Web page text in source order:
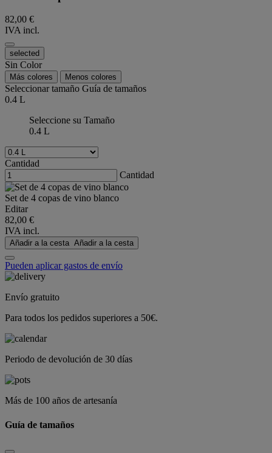
82,00 €
IVA incl.
selected
Sin Color
Más colores Menos colores
Seleccionar tamaño Guía de tamaños
0.4 L
Seleccione su Tamaño
0.4 L
Cantidad
Cantidad
Set de 4 copas de vino blanco
Editar
82,00 €
IVA incl.
Añadir a la cesta Añadir a la cesta
Pueden aplicar gastos de envío
Envío gratuito
Para todos los pedidos superiores a 50€.
Periodo de devolución de 30 días
Más de 100 años de artesanía
Guía de tamaños